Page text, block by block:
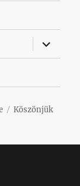
almenü
Köszönjük